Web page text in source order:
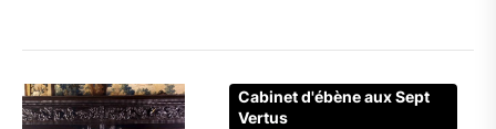
Cabinet d'ébène aux Sept
Vertus